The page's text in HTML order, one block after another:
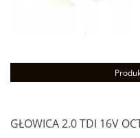
GŁOWICA 2.0 TDI 16V